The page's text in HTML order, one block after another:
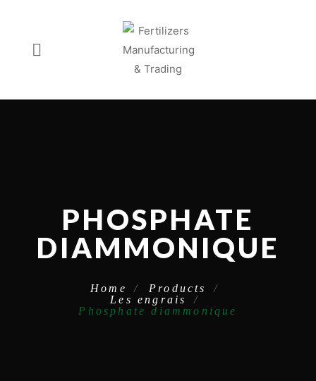
PHOSPHATE
DIAMMONIQUE
Home
Products
Les engrais
Phosphate diammonique